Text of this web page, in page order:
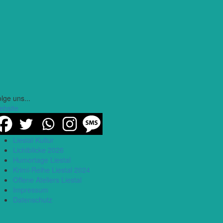
uns...
Liestal Kultur
Lichtblicke 2026
Humortage Liestal
Krimi-Reihe Liestal 2024
Offene Ateliers Liestal
Impressum
Datenschutz